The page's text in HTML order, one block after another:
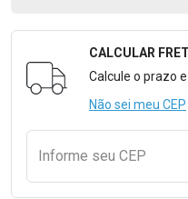
Formulário para
CALCULAR
Calcule o prazo
Não sei meu CEP
Informe seu CEP